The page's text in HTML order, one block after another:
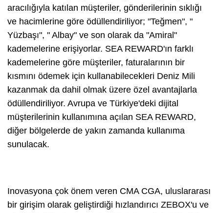
aracılığıyla katılan müşteriler, gönderilerinin sıklığı
ve hacimlerine göre ödüllendiriliyor; "Teğmen", "
Yüzbaşı", " Albay" ve son olarak da "Amiral"
kademelerine erişiyorlar. SEA REWARD'ın farklı
kademelerine göre müşteriler, faturalarının bir
kısmını ödemek için kullanabilecekleri Deniz Mili
kazanmak da dahil olmak üzere özel avantajlarla
ödüllendiriliyor. Avrupa ve Türkiye'deki dijital
müşterilerinin kullanımına açılan SEA REWARD,
diğer bölgelerde de yakın zamanda kullanıma
sunulacak.
Inovasyona çok önem veren CMA CGA, uluslararası
bir girişim olarak geliştirdiği hızlandırıcı ZEBOX'u ve